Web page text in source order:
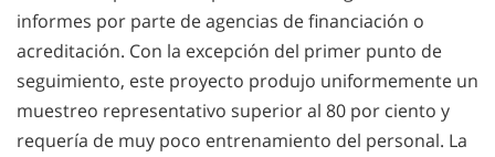
informes por parte de agencias de financiación o
acreditación. Con la excepción del primer punto de
seguimiento, este proyecto produjo uniformemente un
muestreo representativo superior al 80 por ciento y
requería de muy poco entrenamiento del personal. La